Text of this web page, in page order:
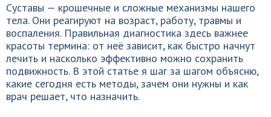
Суставы — крошечные и сложные механизмы нашего
тела. Они реагируют на возраст, работу, травмы и
воспаления. Правильная диагностика здесь важнее
красоты термина: от неё зависит, как быстро начнут
лечить и насколько эффективно можно сохранить
подвижность. В этой статье я шаг за шагом объясню,
какие сегодня есть методы, зачем они нужны и как
врач решает, что назначить.